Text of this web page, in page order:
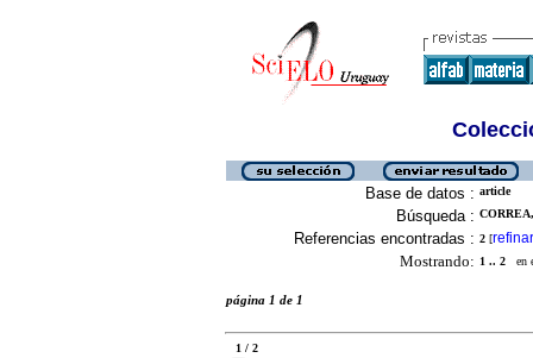
Base de datos : article
Búsqueda :
Referencias encontradas : 2 [refinar
Mostrando: 1 .. 2 en
página 1 de 1
1 / 2